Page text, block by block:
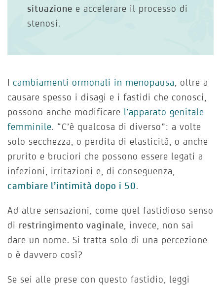
situazione e accelerare il processo di
stenosi.
I cambiamenti ormonali in menopausa , oltre a
causare spesso i disagi e i fastidi che conosci,
possono anche modificare l’apparato genitale
femminile. “C’è qualcosa di diverso”: a volte
solo secchezza, o perdita di elasticità, o anche
prurito e bruciori che possono essere legati a
infezioni, irritazioni e, di conseguenza,
cambiare l’intimità dopo i 50.
Ad altre sensazioni, come quel fastidioso senso
di restringimento vaginale , invece, non sai
dare un nome. Si tratta solo di una percezione
o è davvero così?
Se sei alle prese con questo fastidio, leggi